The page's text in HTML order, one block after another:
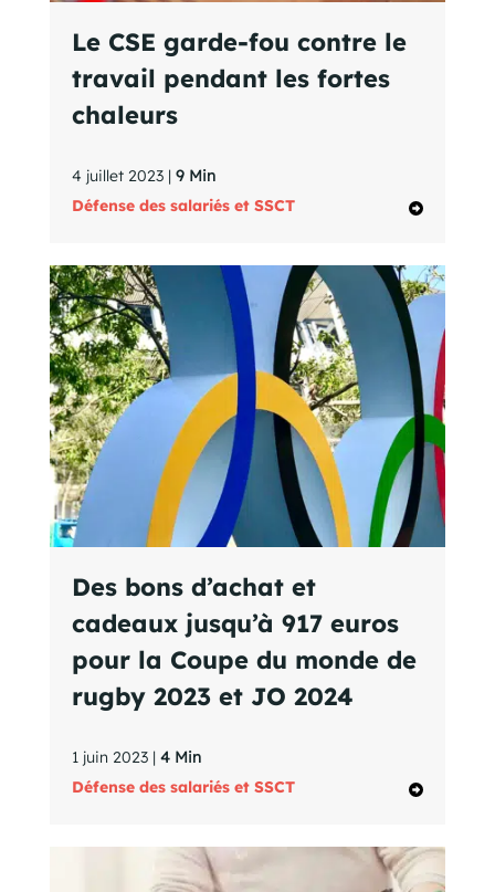
Le CSE garde-fou contre le
travail pendant les fortes
chaleurs
4 juillet 2023 | 9 Min
Défense des salariés et SSCT
Des bons d’achat et
cadeaux jusqu’à 917 euros
pour la Coupe du monde de
rugby 2023 et JO 2024
1 juin 2023 | 4 Min
Défense des salariés et SSCT